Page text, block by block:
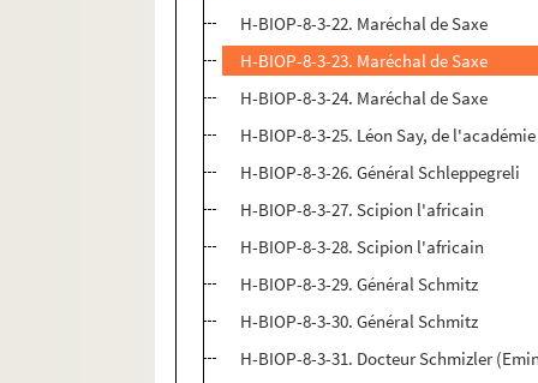
H-BIOP-8-3-22. Maréchal de Saxe
H-BIOP-8-3-23. Maréchal de Saxe
H-BIOP-8-3-24. Maréchal de Saxe
H-BIOP-8-3-25. Léon Say, de
H-BIOP-8-3-26. Général Schleppegreli
H-BIOP-8-3-27. Scipion l'africain
H-BIOP-8-3-28. Scipion l'africain
H-BIOP-8-3-29. Général Schmitz
H-BIOP-8-3-30. Général Schmitz
H-BIOP-8-3-31. Docteur Schmizler